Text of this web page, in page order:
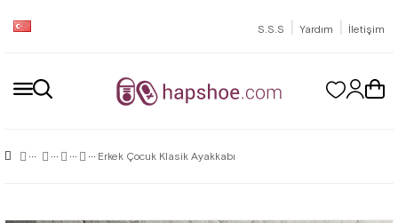
S.S.S | Yardım | İletişim
Erkek Çocuk Klasik Ayakkabı